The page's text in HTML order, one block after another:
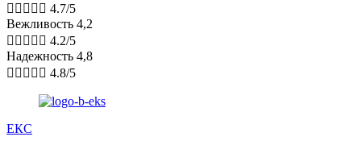
     4.7/5
Вежливость 4,2
     4.2/5
Надежность 4,8
     4.8/5
ЕКС